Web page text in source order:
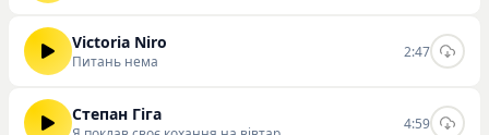
Victoria Niro
Питань нема
2:47
Степан Гіга 4:59